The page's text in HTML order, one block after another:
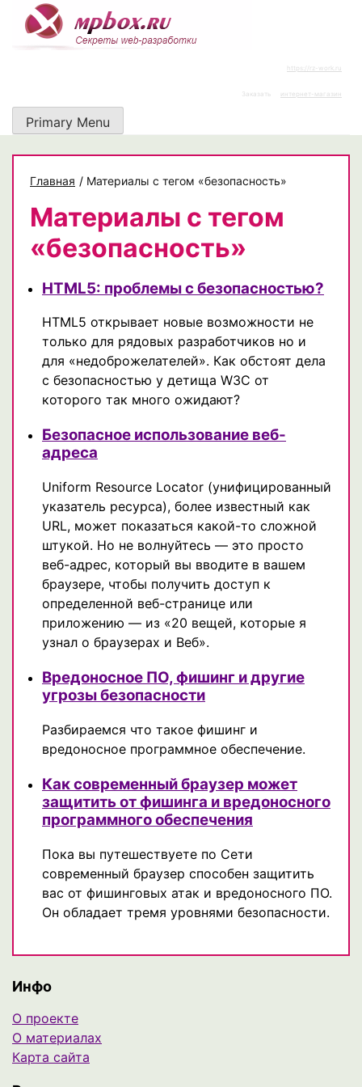
content
https://rz-work.ru
Заказать интернет-магазин
Primary Menu
Главная / Материалы с тегом «безопасность»
Материалы с тегом
«безопасность»
HTML5: проблемы с безопасностью?
HTML5 открывает новые возможности не
только для рядовых разработчиков но и
для «недоброжелателей». Как обстоят дела
с безопасностью у детища W3C от
которого так много ожидают?
Безопасное использование веб-
адреса
Uniform Resource Locator (унифицированный
указатель ресурса), более известный как
URL, может показаться какой-то сложной
штукой. Но не волнуйтесь — это просто
веб-адрес, который вы вводите в вашем
браузере, чтобы получить доступ к
определенной веб-странице или
приложению — из «20 вещей, которые я
узнал о браузерах и Веб».
Вредоносное ПО, фишинг и другие
угрозы безопасности
Разбираемся что такое фишинг и
вредоносное программное обеспечение.
Как современный браузер может
защитить от фишинга и вредоносного
программного обеспечения
Пока вы путешествуете по Сети
современный браузер способен защитить
вас от фишинговых атак и вредоносного ПО.
Он обладает тремя уровнями безопасности.
Инфо
О проекте
О материалах
Карта сайта